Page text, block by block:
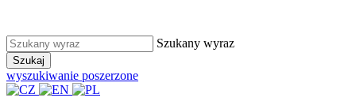
Szukany wyraz
Szukaj
wyszukiwanie poszerzone